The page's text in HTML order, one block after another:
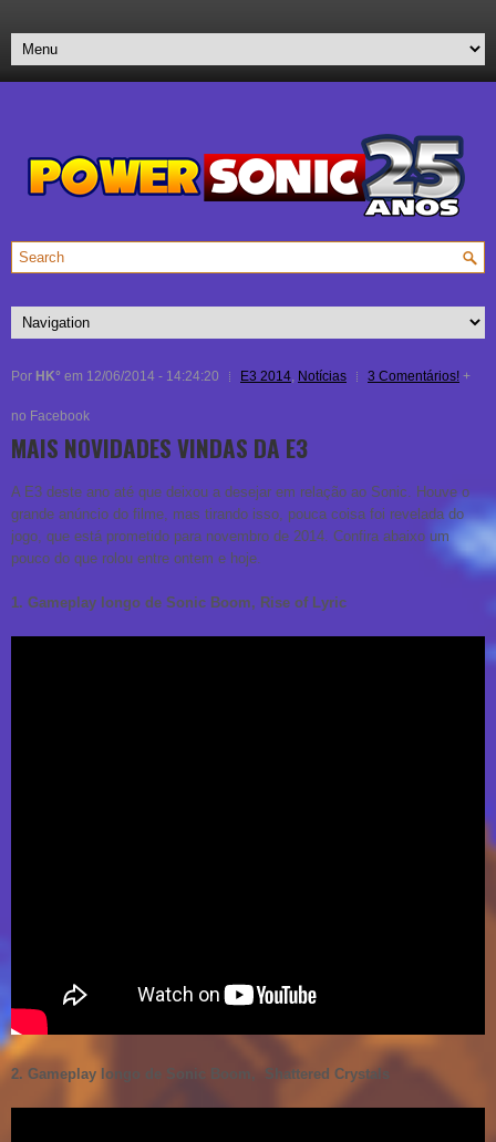
Por HK° em 12/06/2014 - 14:24:20 E3 2014, Notícias 3 Comentários! +
no Facebook
MAIS NOVIDADES VINDAS DA E3
A E3 deste ano até que deixou a desejar em relação ao Sonic. Houve o
grande anúncio do filme, mas tirando isso, pouca coisa foi revelada do
jogo, que está prometido para novembro de 2014. Confira abaixo um
pouco do que rolou entre ontem e hoje.
1. Gameplay longo de Sonic Boom, Rise of Lyric
2. Gameplay longo de Sonic Boom, Shattered Crystals